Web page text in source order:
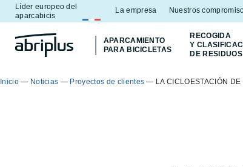
Ir al
menú
Ir al
contenido
APARCAMIENTO
PARA BICICLETAS
RECOGIDA
Y
DE RESIDUOS
Líder europeo del
aparcabicis
La empresa Nuestros
Inicio— Noticias — Proyectos de clientes — LA CICLOESTACIÓN